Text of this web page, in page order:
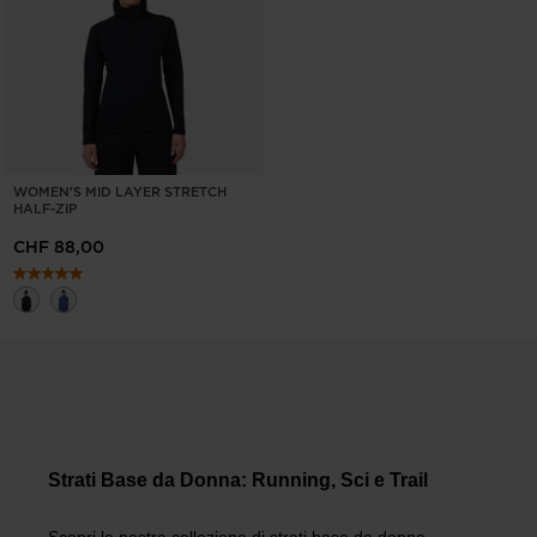
WOMEN'S MID LAYER STRETCH
HALF-ZIP
CHF 88,00
Strati Base da Donna: Running, Sci e Trail